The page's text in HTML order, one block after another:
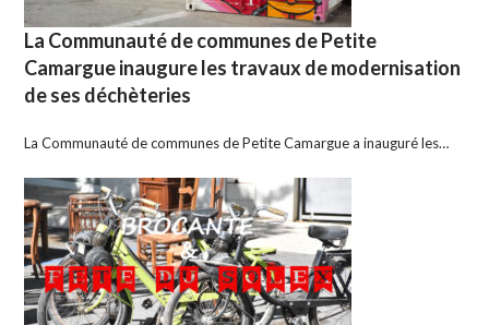
La Communauté de communes de Petite
Camargue inaugure les travaux de modernisation
de ses déchèteries
La Communauté de communes de Petite Camargue a inauguré les…